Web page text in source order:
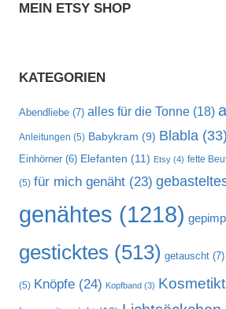
MEIN ETSY SHOP
KATEGORIEN
Abendliebe (7) alles für die Tonne (18)
Anleitungen (5) Babykram (9) Blabla (33)
Einhörner (6) Elefanten (11) Etsy (4) fette
(5) für mich genäht (23)
genähtes (1218)
gesticktes (513) getauscht (7)
(5) Knöpfe (24) Kopfband (3)